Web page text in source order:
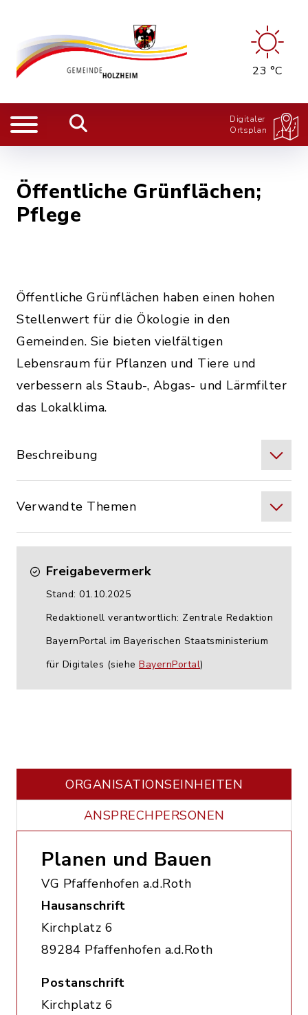
23 °C
Digitaler
Ortsplan
Öffentliche Grünflächen;
Pflege
Öffentliche Grünflächen haben einen hohen
Stellenwert für die Ökologie in den
Gemeinden. Sie bieten vielfältigen
Lebensraum für Pflanzen und Tiere und
verbessern als Staub-, Abgas- und Lärmfilter
das Lokalklima.
Beschreibung
Verwandte Themen
Freigabevermerk
Stand: 01.10.2025
Redaktionell verantwortlich: Zentrale Redaktion
BayernPortal im Bayerischen Staatsministerium
für Digitales (siehe BayernPortal)
ORGANISATIONS­EINHEITEN
ANSPRECHPERSONEN
Planen und Bauen
VG Pfaffenhofen a.d.Roth
Hausanschrift
Kirchplatz 6
89284 Pfaffenhofen a.d.Roth
Postanschrift
Kirchplatz 6